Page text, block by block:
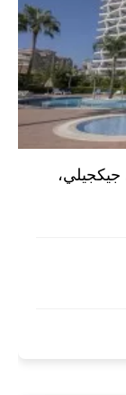
جيكجيلي،